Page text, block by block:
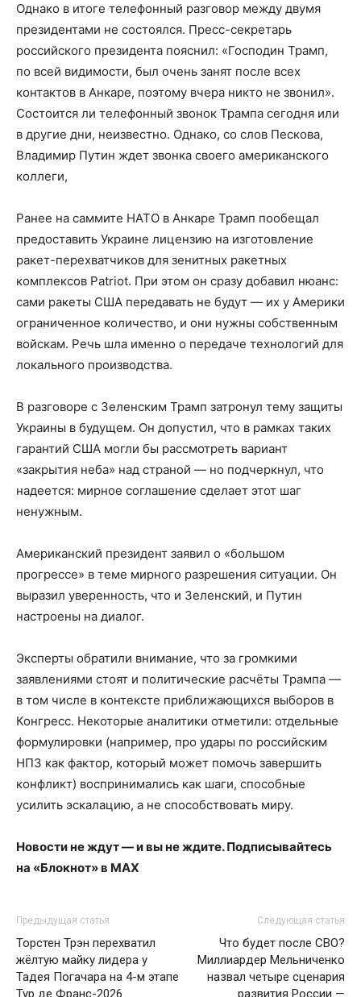
Однако в итоге телефонный разговор между двумя
президентами не состоялся. Пресс-секретарь
российского президента пояснил: «Господин Трамп,
по всей видимости, был очень занят после всех
контактов в Анкаре, поэтому вчера никто не звонил».
Состоится ли телефонный звонок Трампа сегодня или
в другие дни, неизвестно. Однако, со слов Пескова,
Владимир Путин ждет звонка своего американского
коллеги,
Ранее на саммите НАТО в Анкаре Трамп пообещал
предоставить Украине лицензию на изготовление
ракет-перехватчиков для зенитных ракетных
комплексов Patriot. При этом он сразу добавил нюанс:
сами ракеты США передавать не будут — их у Америки
ограниченное количество, и они нужны собственным
войскам. Речь шла именно о передаче технологий для
локального производства.
В разговоре с Зеленским Трамп затронул тему защиты
Украины в будущем. Он допустил, что в рамках таких
гарантий США могли бы рассмотреть вариант
«закрытия неба» над страной — но подчеркнул, что
надеется: мирное соглашение сделает этот шаг
ненужным.
Американский президент заявил о «большом
прогрессе» в теме мирного разрешения ситуации. Он
выразил уверенность, что и Зеленский, и Путин
настроены на диалог.
Эксперты обратили внимание, что за громкими
заявлениями стоят и политические расчёты Трампа —
в том числе в контексте приближающихся выборов в
Конгресс. Некоторые аналитики отметили: отдельные
формулировки (например, про удары по российским
НПЗ как фактор, который может помочь завершить
конфликт) воспринимались как шаги, способные
усилить эскалацию, а не способствовать миру.
Новости не ждут — и вы не ждите. Подписывайтесь
на «Блокнот» в MAX
Предыдущая статья
Торстен Трэн перехватил
жёлтую майку лидера у
Тадея Погачара на 4-м этапе
Тур де Франс-2026
Следующая статья
Что будет после СВО?
Миллиардер Мельниченко
назвал четыре сценария
развития России —